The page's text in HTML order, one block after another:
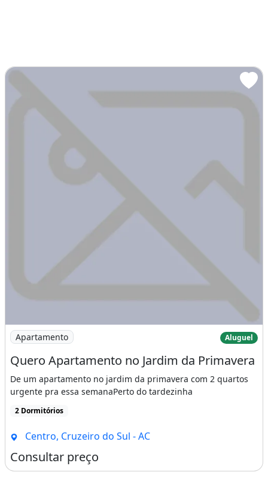
Imagem: Quero Apartamento no Jardim da Primavera
Apartamento Aluguel
Quero Apartamento no Jardim da Primavera
De um apartamento no jardim da primavera com 2 quartos
urgente pra essa semanaPerto do tardezinha
2 Dormitórios
Centro, Cruzeiro do Sul - AC
Consultar preço